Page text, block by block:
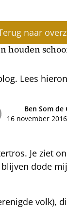
naar
houden
Lees
Ben Som de
16 november
Je ziet
dode
volk),